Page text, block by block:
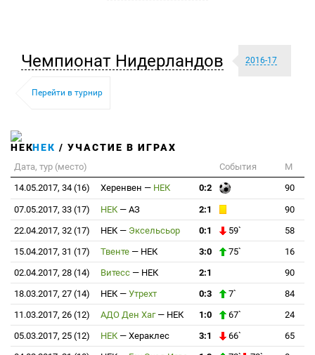
Чемпионат Нидерландов 2016-17
Перейти в турнир
НЕК / УЧАСТИЕ В ИГРАХ
Дата, тур (место) События
М
14.05.2017, 34 (16)
Херенвен — НЕК 0:2 90
07.05.2017, 33 (17) НЕК — АЗ 2:1
90
22.04.2017, 32 (17)
НЕК — Эксельсьор 0:1 59`
58
15.04.2017, 31 (17)
Твенте — НЕК 3:0 75`
16
02.04.2017, 28 (14)
Витесс — НЕК 2:1
90
18.03.2017, 27 (14)
НЕК — Утрехт 0:3 7`
84
11.03.2017, 26 (12)
АДО Ден Хаг — НЕК 1:0 67`
24
05.03.2017, 25 (12)
НЕК — Хераклес 3:1 66`
65